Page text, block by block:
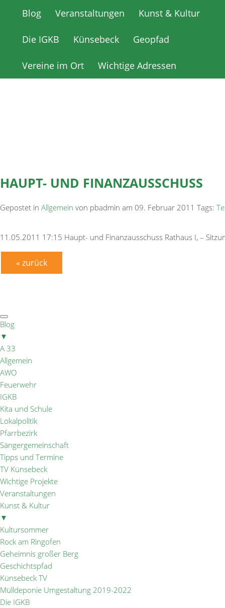
Blog Veranstaltungen Kunst & Kultur
Die IGKB Künsebeck Geopfad
Vereine im Ort Wichtige Adressen
Blog Veranstaltungen Kunst & Kultur
Die IGKB Künsebeck Geopfad
Vereine im Ort Wichtige Adressen
HAUPT- UND FINANZAUSSCHUSS
Gepostet in Allgemein von pbadmin am 09. Februar 2011 Tags:
11.05.2011 17:15 Haupt- und Finanzausschuss Rathaus I, –
« zurück
Blog
▼
A 33
Allgemein
AWO
Feuerwehr
IGKB
Kita und Schule
Lokalpolitik
Pfarrbezirk
Sängergemeinschaft
Tipps und Termine
TV Künsebeck
Wichtige Projekte
Veranstaltungen
Kunst & Kultur
▼
Kultursommer
Rock am Ringofen
Geheimnis großer Berg
Geschichtspfad
Künsebeck TV
Mülldeponie Umgestaltung 2019-2022
Die IGKB